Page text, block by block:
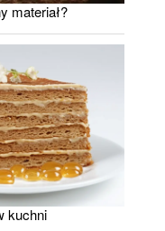
materiał?
kuchni